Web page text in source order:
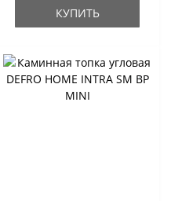
КУПИТЬ